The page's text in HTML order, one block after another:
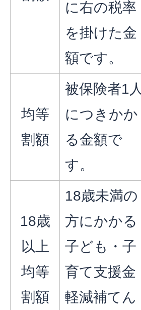
に右の税率
を掛けた金
額です。
均等
割額
被保険者1人
につきかか
る金額で
す。
18歳
以上
均等
割額
18歳未満の
方にかかる
子ども・子
育て支援金
軽減補てん